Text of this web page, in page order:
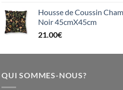
Housse de Coussin
Noir 45cmX45cm
21.00€
QUI SOMMES-NOUS?